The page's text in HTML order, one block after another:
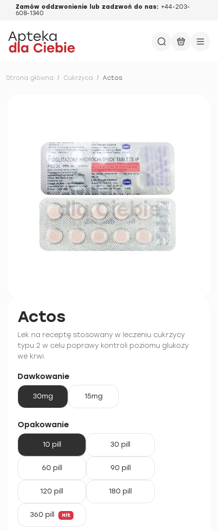
Zamów oddzwonienie lub zadzwoń do nas: +44-203-
608-1340
Strona główna / Cukrzyca / Actos
Actos
Lek na receptę stosowany w leczeniu cukrzycy
typu 2 w celu poprawy kontroli poziomu glukozy
we krwi.
Dawkowanie
30mg 15mg
Opakowanie
10 pill 30 pill
60 pill 90 pill
120 pill 180 pill
360 pill Hit